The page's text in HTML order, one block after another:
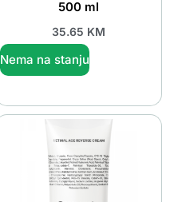
500 ml
35.65 KM
Nema na stanju